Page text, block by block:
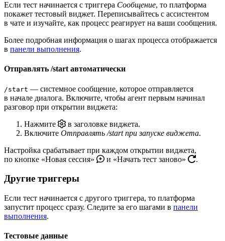
Если тест начинается с триггера Сообщение, то платформа
покажет тестовый виджет. Переписывайтесь с ассистентом
в чате и изучайте, как процесс реагирует на ваши сообщения.
Более подробная информация о шагах процесса отображается
в панели выполнения.
Отправлять /start автоматически
/start — системное сообщение, которое отправляется
в начале диалога. Включите, чтобы агент первым начинал
разговор при открытии виджета:
Нажмите
в заголовке виджета.
Включите Отправлять /start при запуске виджета.
Настройка срабатывает при каждом открытии виджета,
по кнопке «Новая сессия»
и «Начать тест заново» .
Другие триггеры
Если тест начинается с другого триггера, то платформа
запустит процесс сразу. Следите за его шагами в панели
выполнения.
Тестовые данные